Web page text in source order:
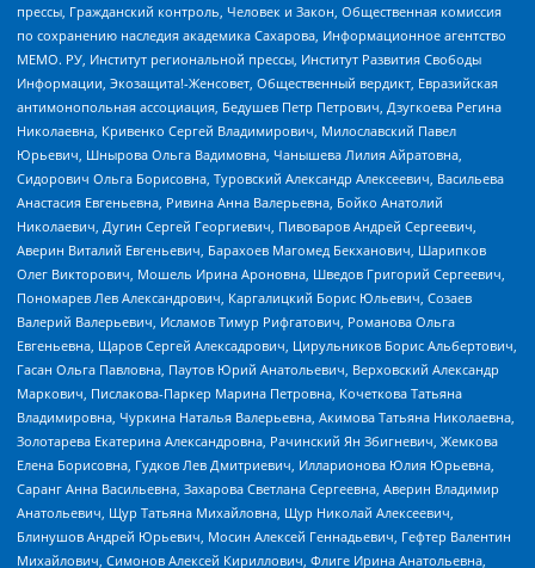
прессы, Гражданский контроль, Человек и Закон, Общественная комиссия
по сохранению наследия академика Сахарова, Информационное агентство
МЕМО. РУ, Институт региональной прессы, Институт Развития Свободы
Информации, Экозащита!-Женсовет, Общественный вердикт, Евразийская
антимонопольная ассоциация, Бедушев Петр Петрович, Дзугкоева Регина
Николаевна, Кривенко Сергей Владимирович, Милославский Павел
Юрьевич, Шнырова Ольга Вадимовна, Чанышева Лилия Айратовна,
Сидорович Ольга Борисовна, Туровский Александр Алексеевич, Васильева
Анастасия Евгеньевна, Ривина Анна Валерьевна, Бойко Анатолий
Николаевич, Дугин Сергей Георгиевич, Пивоваров Андрей Сергеевич,
Аверин Виталий Евгеньевич, Барахоев Магомед Бекханович, Шарипков
Олег Викторович, Мошель Ирина Ароновна, Шведов Григорий Сергеевич,
Пономарев Лев Александрович, Каргалицкий Борис Юльевич, Созаев
Валерий Валерьевич, Исламов Тимур Рифгатович, Романова Ольга
Евгеньевна, Щаров Сергей Алексадрович, Цирульников Борис Альбертович,
Гасан Ольга Павловна, Паутов Юрий Анатольевич, Верховский Александр
Маркович, Пислакова-Паркер Марина Петровна, Кочеткова Татьяна
Владимировна, Чуркина Наталья Валерьевна, Акимова Татьяна Николаевна,
Золотарева Екатерина Александровна, Рачинский Ян Збигневич, Жемкова
Елена Борисовна, Гудков Лев Дмитриевич, Илларионова Юлия Юрьевна,
Саранг Анна Васильевна, Захарова Светлана Сергеевна, Аверин Владимир
Анатольевич, Щур Татьяна Михайловна, Щур Николай Алексеевич,
Блинушов Андрей Юрьевич, Мосин Алексей Геннадьевич, Гефтер Валентин
Михайлович, Симонов Алексей Кириллович, Флиге Ирина Анатольевна,